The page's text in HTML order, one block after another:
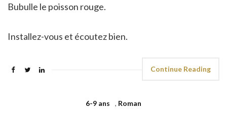
Bubulle le poisson rouge.
Installez-vous et écoutez bien.
Continue Reading
6-9 ans , Roman